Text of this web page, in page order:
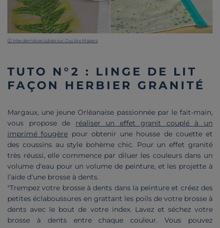
TUTO N°2 : LINGE DE LIT
FAÇON HERBIER GRANITÉ
Margaux, une jeune Orléanaise passionnée par le fait-main,
vous propose de réaliser un effet granit couplé à un
imprimé fougère pour obtenir une housse de couette et
des coussins au style bohème chic. Pour un effet granité
très réussi, elle commence par diluer les couleurs dans un
volume d'eau pour un volume de peinture, et les projette à
l’aide d’une brosse à dents.
"Trempez votre brosse à dents dans la peinture et créez des
petites éclaboussures en grattant les poils de votre brosse à
dents avec le bout de votre index. Lavez et séchez votre
brosse à dents entre chaque couleur. Vous pouvez
Ⓒ Mes dernières lubies sur Oui Are Makers